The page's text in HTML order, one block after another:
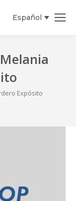
Español
Melania
Expósito